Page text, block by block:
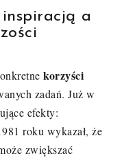
a
korzyści
zadań. Już w
efekty:
roku wykazał, że
zwiększać